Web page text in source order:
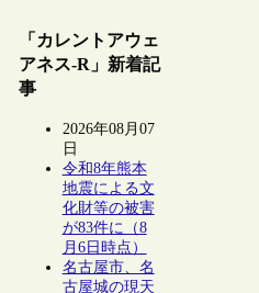
「カレントアウェ
アネス-R」新着記
事
2026年08月07
日
令和8年熊本
地震による文
化財等の被害
が83件に（8
月6日時点）
名古屋市、名
古屋城の現天